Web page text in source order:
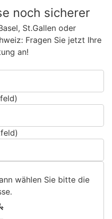
noch sicherer
St.Gallen oder
Fragen Sie jetzt Ihre
an!
wählen Sie bitte die
.